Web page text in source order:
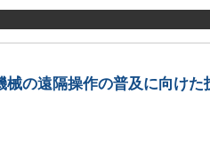
械の遠隔操作の普及に向けた